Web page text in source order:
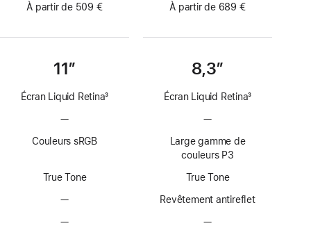
À partir de 509 €
11″
Écran Liquid Retina3
—Pas
technologie
Couleurs sRGB
True Tone
—Pas
—Pas
À partir de 689 €
8,3″
Écran Liquid Retina3
—Pas
technologie
ProMotion
Large gamme de
couleurs P3
True Tone
Revêtement antireflet
—Pas